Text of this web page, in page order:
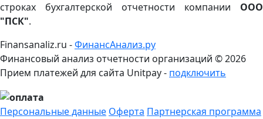
строках бухгалтерской отчетности компании ООО
"ПСК".
Finansanaliz.ru -ФинанcАнализ.ру
Финансовый анализ отчетности организаций ©2026
Прием платежей для сайта Unitpay - подключить
Персональные данные Оферта Партнерская программа